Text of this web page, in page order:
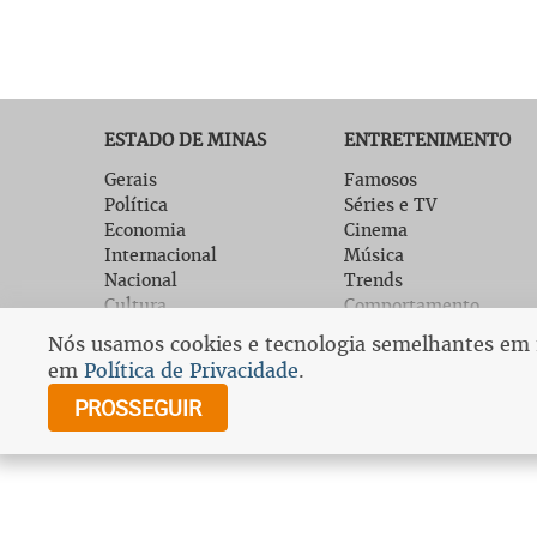
ESTADO DE MINAS
Gerais
Política
Economia
Internacional
Nacional
Cultura
EM Digital
Fale com o EM
Assine o Estado de
Minas
ENTRETENIMENTO
Famosos
Séries e TV
Cinema
Música
Trends
Comportamento
Gastronomia
Tech
Nós usamos cookies e tecnologia semelhantes
em Política de Privacidade.
PROSSEGUIR